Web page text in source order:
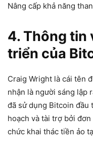
Nâng cấp khả năng
4. Thông tin
triển của
Craig Wright là cái tên
nhận là người sáng lập
đã sử dụng Bitcoin đầu
hoạch và tài trợ bởi
chức khai thác tiền ảo